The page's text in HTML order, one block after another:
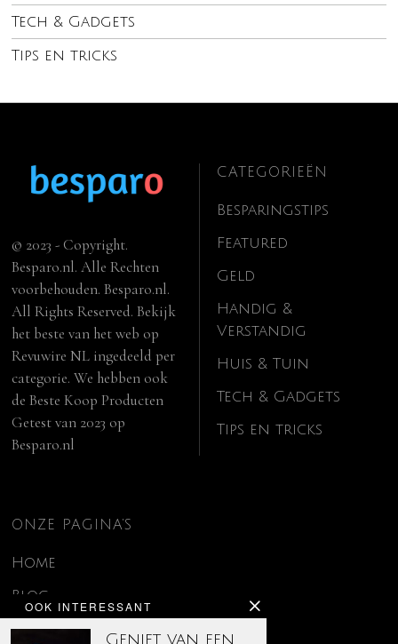
Tech & Gadgets
Tips en tricks
OOK INTERESSANT
Geniet van een
© 2023 - Copyright.
Besparo.nl. Alle Rechten
voorbehouden. Besparo.nl.
All Rights Reserved. Bekijk
het beste van het web op
Revuwire NL ingedeeld per
categorie. We hebben ook
deBeste Koop Producten
Getest van 2023 op
Besparo.nl
CATEGORIEËN
Besparingstips
Featured
Geld
Handig &
Verstandig
Huis & Tuin
Tech & Gadgets
Tips en tricks
ONZE PAGINA’S
Home
Blog
Contact